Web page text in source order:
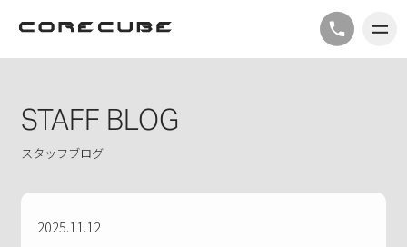
STAFF BLOG
スタッフブログ
2025.11.12